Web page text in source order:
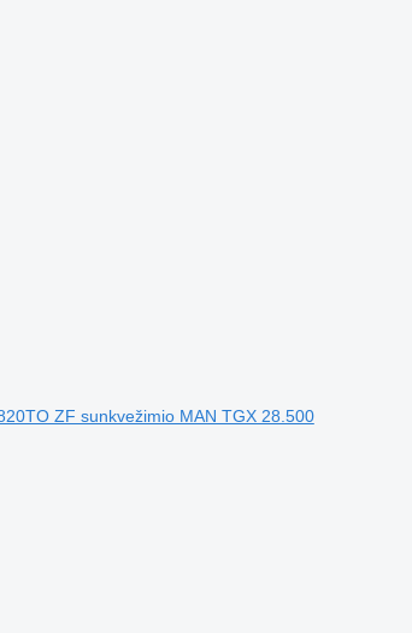
ZF sunkvežimio MAN TGX 28.500